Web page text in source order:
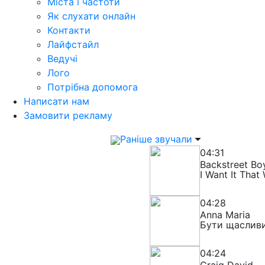
Як слухати онлайн
Контакти
Лайфстайл
Ведучі
Лого
Потрібна допомога
Написати нам
Замовити рекламу
Раніше звучали
04:31
Backstreet
I Want It That
04:28
Anna Maria
Бути
04:24